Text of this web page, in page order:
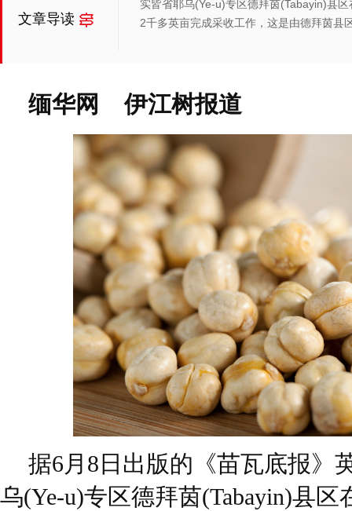
文章导读
实皆省耶乌(Ye-u)专区德拜茵(Tabayin)县
2千多英亩完成采收工作，这是由德拜茵县
缅华网 伊江树报道
据6月8日出版的《苗瓦底报》
乌(Ye-u)专区德拜茵(Tabayin)县